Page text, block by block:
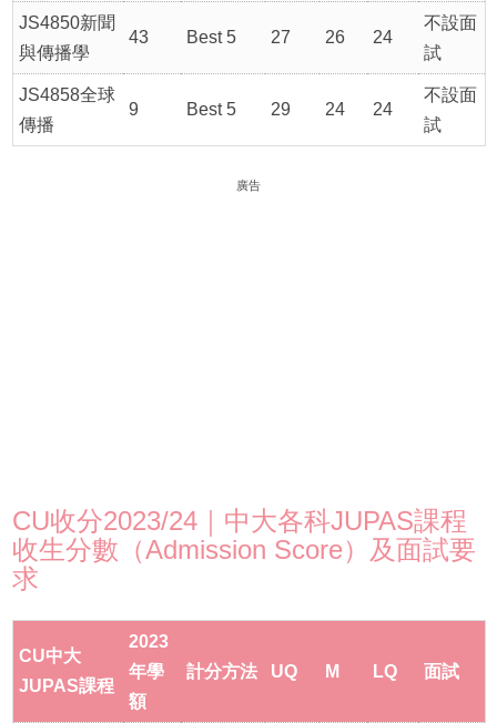
JS4850新聞
與傳播學
43 Best 5 27 26 24
不設面
試
JS4858全球
傳播
9 Best 5 29 24 24
不設面
試
廣告
CU收分2023/24｜中大各科JUPAS課程
收生分數（Admission Score）及面試要
求
CU中大
JUPAS課程
2023
年學
額
計分方法 UQ M LQ 面試